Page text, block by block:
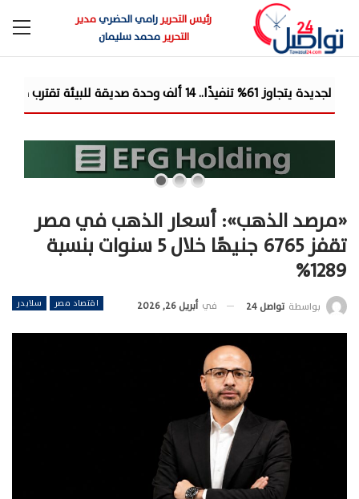
رئيس التحريررامي الحضريمدير
التحريرمحمد سليمان
«مرصد الذهب»: أسعار الذهب في مصر
تقفز 6765 جنيهًا خلال 5 سنوات بنسبة
1289%
اقتصاد مصر سلايدر بواسطة تواصل 24 في أبريل 26, 2026